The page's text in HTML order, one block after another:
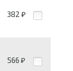
382 ₽
566 ₽